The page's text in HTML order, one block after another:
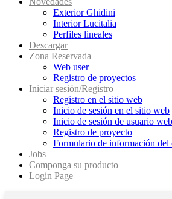
Exterior Ghidini
Interior Lucitalia
Perfiles lineales
Descargar
Zona Reservada
Web user
Registro de proyectos
Iniciar sesión/Registro
Registro en el sitio web
Inicio de sesión en el sitio web
Inicio de sesión de usuario web
Registro de proyecto
Formulario de información del
Jobs
Componga su producto
Login Page